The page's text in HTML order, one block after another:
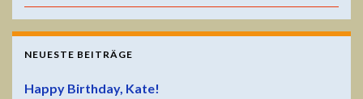
NEUESTE BEITRÄGE
Happy Birthday, Kate!